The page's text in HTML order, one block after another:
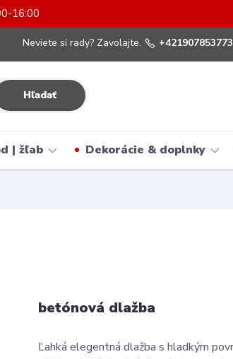
16:00
Hľadať
Neviete si rady? Zavolajte. +421907853773
| žľab Dekorácie & doplnky
betónová dlažba
Ľahká elegentná dlažba s hladkým